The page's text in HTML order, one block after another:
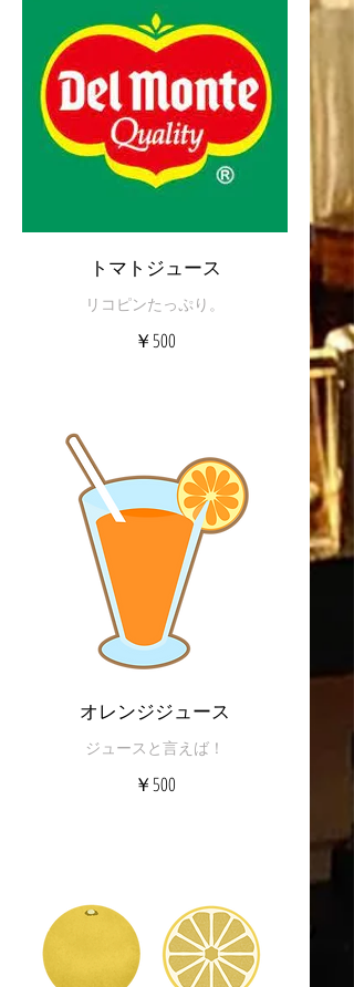
トマトジュース
リコピンたっぷり。
￥500
オレンジジュース
ジュースと言えば！
￥500